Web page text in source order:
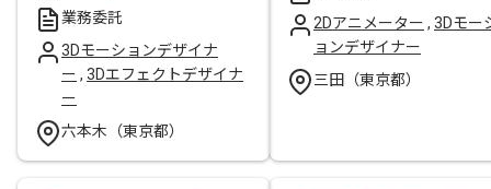
業務委託
3Dモーションデザイナ
ー , 3Dエフェクトデザイナ
ー
六本木（東京都）
2Dアニメーター , 3Dモー
ョンデザイナー
三田（東京都）